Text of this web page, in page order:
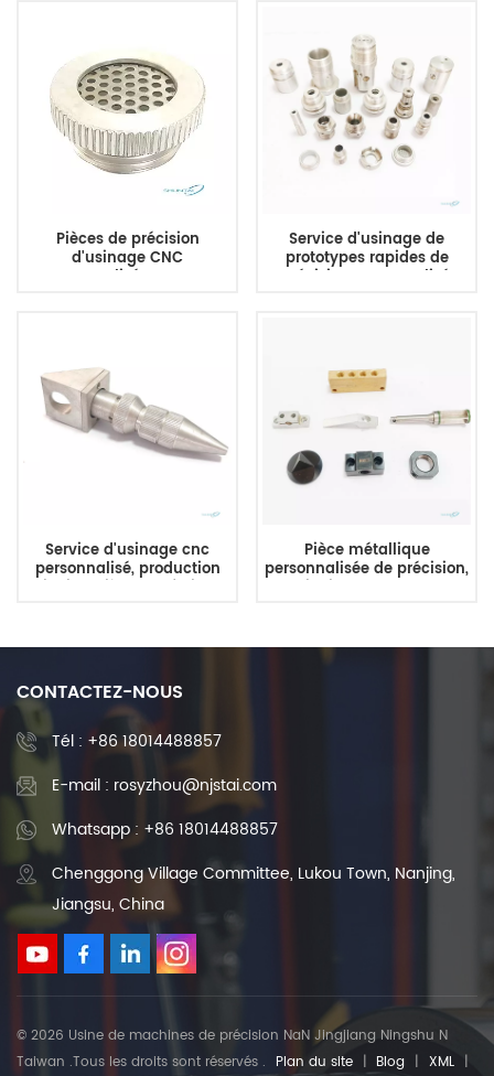
Pièces de précision
d'usinage CNC
personnalisées Centre
Service d'usinage de
prototypes rapides de
précision personnalisé,
Service d'usinage cnc
personnalisé, production
OEM
Pièce métallique
personnalisée de précision,
d'usinage, pièces CNC
CONTACTEZ-NOUS
Tél : +86 18014488857
E-mail : rosyzhou@njstai.com
Whatsapp : +86 18014488857
Chenggong Village Committee, Lukou Town, Nanjing,
Jiangsu, China
© 2026 Usine de machines de précision NaN Jingjiang Ningshu N
Taiwan .Tous les droits sont réservés . Plan du site | Blog | XML |